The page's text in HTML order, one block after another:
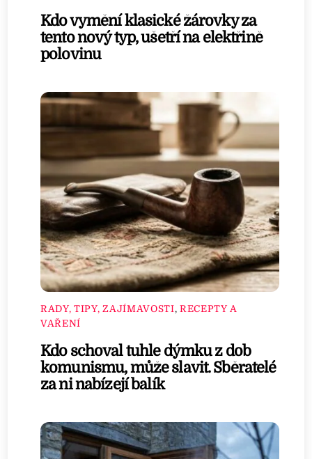
Kdo vymění klasické žárovky za
tento nový typ, ušetří na elektřině
polovinu
RADY, TIPY, ZAJÍMAVOSTI, RECEPTY A
VAŘENÍ
Kdo schoval tuhle dýmku z dob
komunismu, může slavit. Sběratelé
za ni nabízejí balík